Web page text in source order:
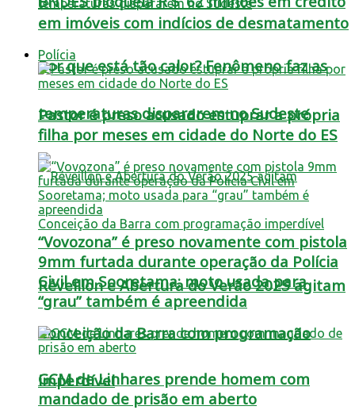
Por que está tão calor? Fenômeno faz as
temperaturas dispararem no Sudeste
Réveillon e Abertura do Verão 2025 agitam
Conceição da Barra com programação
imperdível
em imóveis com indícios de desmatamento
Polícia
Pastor é preso acusado estuprar a própria
filha por meses em cidade do Norte do ES
“Vovozona” é preso novamente com pistola
9mm furtada durante operação da Polícia
Civil em Sooretama; moto usada para
“grau” também é apreendida
GCM de Linhares prende homem com
mandado de prisão em aberto